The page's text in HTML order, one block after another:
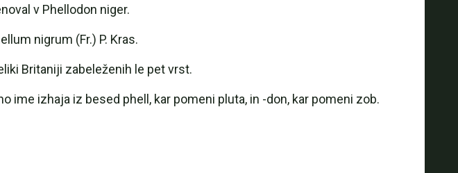
v Phellodon niger.
nigrum (Fr.) P. Kras.
Britaniji zabeleženih le pet vrst.
ime izhaja iz besed phell, kar pomeni pluta, in -don, kar pomeni zob.